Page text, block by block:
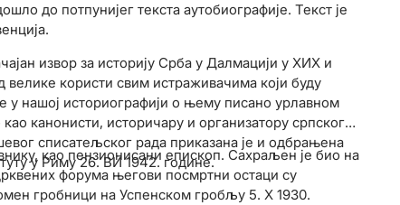
до потпунијег текста аутобиографије. Текст је
извор за историју Срба у Далмацији у XИX и
користи свим истраживачима који буду
нашој историографији о њему писано yрлавном
канонисти, историчару и организатору српског
списатељског рада приказана је и одбрањена
у Риму 26. ВИ 1942. године.
као пензионисани епископ. Сахраљен је био на
форума његови посмртни остаци су
гробници на Успенском гробљу 5. Х 1930.